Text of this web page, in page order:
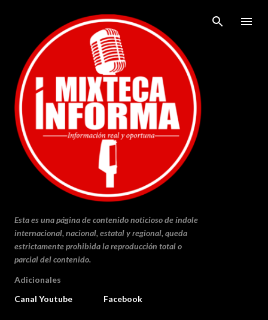
Ir al contenido principal
Esta es una página de contenido noticioso de índole
internacional, nacional, estatal y regional, queda
estrictamente prohibida la reproducción total o
parcial del contenido.
Adicionales
Canal Youtube
Facebook